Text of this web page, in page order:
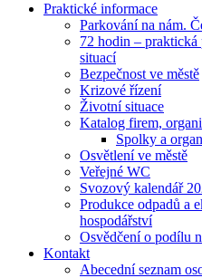
Praktické informace
Parkování na nám.
72 hodin –
situací
Bezpečnost ve městě
Krizové řízení
Životní situace
Katalog firem,
Spolky a
Osvětlení ve městě
Veřejné WC
Svozový kalendář
Produkce odpadů a
hospodářství
Osvědčení o podílu
Kontakt
Abecední seznam